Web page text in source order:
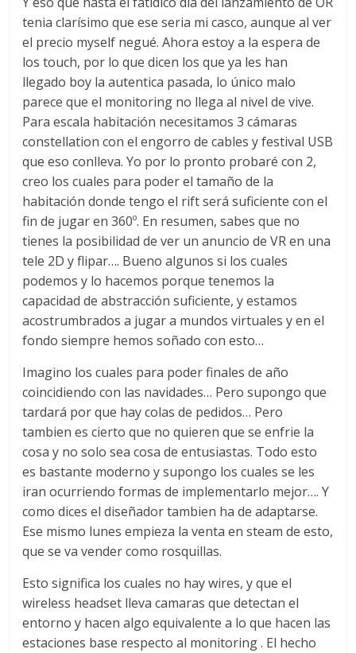
tenia clarísimo que ese seria mi casco, aunque al ver
el precio myself negué. Ahora estoy a la espera de
los touch, por lo que dicen los que ya les han
llegado boy la autentica pasada, lo único malo
parece que el monitoring no llega al nivel de vive.
Para escala habitación necesitamos 3 cámaras
constellation con el engorro de cables y festival USB
que eso conlleva. Yo por lo pronto probaré con 2,
creo los cuales para poder el tamaño de la
habitación donde tengo el rift será suficiente con el
fin de jugar en 360º. En resumen, sabes que no
tienes la posibilidad de ver un anuncio de VR en una
tele 2D y flipar…. Bueno algunos si los cuales
podemos y lo hacemos porque tenemos la
capacidad de abstracción suficiente, y estamos
acostrumbrados a jugar a mundos virtuales y en el
fondo siempre hemos soñado con esto…
Imagino los cuales para poder finales de año
coincidiendo con las navidades… Pero supongo que
tardará por que hay colas de pedidos… Pero
tambien es cierto que no quieren que se enfrie la
cosa y no solo sea cosa de entusiastas. Todo esto
es bastante moderno y supongo los cuales se les
iran ocurriendo formas de implementarlo mejor…. Y
como dices el diseñador tambien ha de adaptarse.
Ese mismo lunes empieza la venta en steam de esto,
que se va vender como rosquillas.
Esto significa los cuales no hay wires, y que el
wireless headset lleva camaras que detectan el
entorno y hacen algo equivalente a lo que hacen las
estaciones base respecto al monitoring . El hecho